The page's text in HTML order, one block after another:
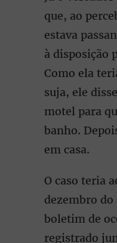
que, ao
estava
à disposição
Como ela
suja, ele
motel para
banho.
em casa.
O caso teria
dezembro do
boletim de
registrado